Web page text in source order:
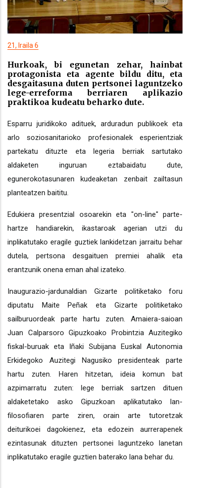
21, Iraila 6
Hurkoak, bi egunetan zehar, hainbat
protagonista eta agente bildu ditu, eta
desgaitasuna duten pertsonei laguntzeko
lege-erreforma berriaren aplikazio
praktikoa kudeatu beharko dute.
Esparru juridikoko adituek, arduradun publikoek eta
arlo soziosanitarioko profesionalek esperientziak
partekatu dituzte eta legeria berriak sartutako
aldaketen inguruan eztabaidatu dute,
egunerokotasunaren kudeaketan zenbait zailtasun
planteatzen baititu.
Edukiera presentzial osoarekin eta "on-line" parte-
hartze handiarekin, ikastaroak agerian utzi du
inplikatutako eragile guztiek lankidetzan jarraitu behar
dutela, pertsona desgaituen premiei ahalik eta
erantzunik onena eman ahal izateko.
Inaugurazio-jardunaldian Gizarte politiketako foru
diputatu Maite Peñak eta Gizarte politiketako
sailburuordeak parte hartu zuten. Amaiera-saioan
Juan Calparsoro Gipuzkoako Probintzia Auzitegiko
fiskal-buruak eta Iñaki Subijana Euskal Autonomia
Erkidegoko Auzitegi Nagusiko presidenteak parte
hartu zuten. Haren hitzetan, ideia komun bat
azpimarratu zuten: lege berriak sartzen dituen
aldaketetako asko Gipuzkoan aplikatutako lan-
filosofiaren parte ziren, orain arte tutoretzak
deiturikoei dagokienez, eta edozein aurrerapenek
ezintasunak dituzten pertsonei laguntzeko lanetan
inplikatutako eragile guztien baterako lana behar du.